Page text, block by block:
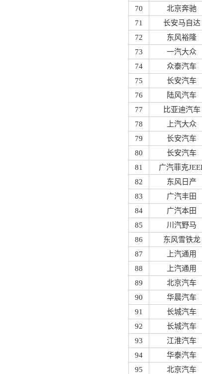
70
北京奔驰
71
长安马自达
72
东风裕隆
73
一汽大众
74
众泰汽车
75
长安汽车
76
陆风汽车
77
比亚迪汽车
78
上汽大众
79
长安汽车
80
长安汽车
81
广汽菲克
82
东风日产
83
广汽丰田
84
广汽本田
85
川汽野马
86
东风雪铁龙
87
上汽通用
88
上汽通用
89
北京汽车
90
华晨汽车
91
长城汽车
92
长城汽车
93
江淮汽车
94
华泰汽车
95
北京汽车